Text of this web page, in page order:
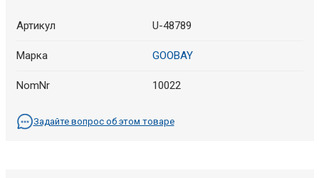
Артикул U-48789
Марка GOOBAY
NomNr 10022
Задайте вопрос об этом товаре